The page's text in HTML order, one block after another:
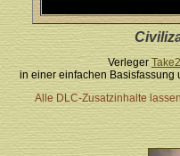
Verleger
in einer einfachen Basisfassung
Alle DLC-Zusatzinhalte